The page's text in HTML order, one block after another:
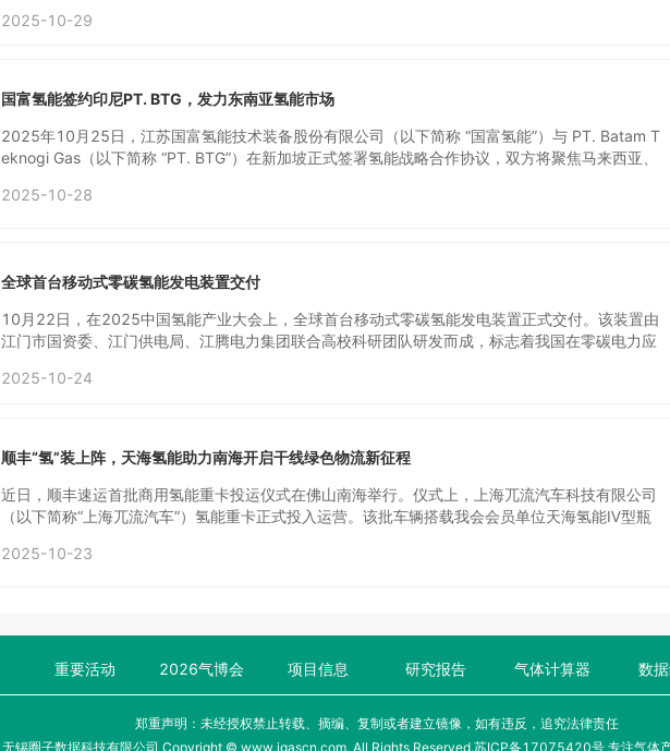
建设奠定了基础。
开的运行场景中，系统依然能快速响应并保持热启状态，全面保障项目稳定、高效运作。 在设计阶
天便顺利完成，充分体现了三一以客户为中心的产品设计理念与工程执行能力。 在设备生产阶段，
实现制造周期缩短30%，显著提升生产效率。该工艺的批量化应用，在确保产品一致性的同时，有
力地保障了盐城与深能项目的紧迫交付。 吉电盐城绿氢制储运加用一体化项目电解槽则搭载了三一
全链路的智能管控，完成绿电制储运加环节的统一调度与优化。通过系统化监控与智能化管理，确
年，三一氢能累计中标容量突破229MW，稳居行业首位，实现多个国内外项目的商业化落地，以
实际行动诠释“中国氢能装备加速度”。
2025-10-29
国富氢能签约印尼PT. BTG，发力东南亚氢能市场
2025年10月25日，江苏国富氢能技术装备股份有限公司（以下简称 “国富氢能”）与 PT. Batam T
eknogi Gas（以下简称 “PT. BTG”）在新加坡正式签署氢能战略合作协议，双方将聚焦马来西亚、
T. BTG 由深耕工业气体和制造业的企业家 Hendri 创立，是巴淡岛领先的工业和医用气体解决方案
据协议约定，本次合作以液氢消纳与跨区域分销为核心，同步推进多维度协作：PT. BTG将承担该
液氢工厂的分销重任 —— 工厂投产后，部分液氢供应马来西亚本地加氢站实现就近消纳，剩余液
氢由PT. BTG负责在印尼、马来西亚、新加坡三国进行市场分销，构建稳定消纳网络。双方将在印
尼共同投资建设氢气工厂。同时，PT. BTG将采购国富氢能的液氢运输罐箱、加氢站成套设备等核
心装备，为消纳网络提供硬件支撑。
2025-10-28
全球首台移动式零碳氢能发电装置交付
10月22日，在2025中国氢能产业大会上，全球首台移动式零碳氢能发电装置正式交付。该装置由
江门市国资委、江门供电局、江腾电力集团联合高校科研团队研发而成，标志着我国在零碳电力应
国家战略蓝图落地为现实应用。此次交付的移动式零碳氢能发电装置具有安全制氢、即产即用、零
采用“水进电出”一体化设计，摆脱对加氢站等固定设施的依赖，真正随时随地发电。具备毫秒级响
应能力，既能常态化供电，也可在电网故障时应急保障，彻底摆脱“断电即停”的困境。◈ 零碳闭
环：以产氢供氢一体化技术，破解传统氢能链条割裂与碳排难题，其制氢副产物可回收再生，形
成“材料+能量”双循环，构建起全流程零碳排、零污染的闭环。该移动式发电装置未来将在突发电力
协同创新能力，也为我国零碳能源装备的实用化、市场化树立了新标杆。政、企、校三方表示将继
2025-10-24
顺丰“氢”装上阵，天海氢能助力南海开启干线绿色物流新征程
近日，顺丰速运首批商用氢能重卡投运仪式在佛山南海举行。仪式上，上海兀流汽车科技有限公司
（以下简称“上海兀流汽车”）氢能重卡正式投入运营。该批车辆搭载我会会员单位天海氢能Ⅳ型瓶
百辆氢能重卡投放，标志着氢能重卡商业化应用迈入新阶段。本次投运的氢能重卡围绕“轻量化+长
为氢燃料电池汽车在干线物流场景的规模化推广提供了切实可行的装备支撑。此次交付的氢能重
卡，是天海氢能与上海兀流汽车签订的百台供氢系统订单中的首批配套车辆。双方深度合作，充分
2025-10-23
重要活动 2026气博会 项目信息 研究报告 气体计算器 数
郑重声明：未经授权禁止转载、摘编、复制或者建立镜像，如有违反，追究法律责任
无锡圈子数据科技有限公司 Copyright © www.igascn.com, All Rights Reserved.苏ICP备17075420号 专注气体